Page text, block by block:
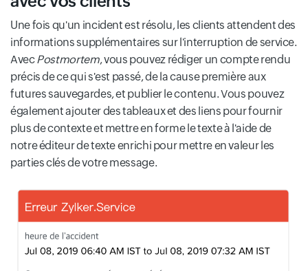
Une fois qu'un incident est résolu, les clients attendent des
informations supplémentaires sur l'interruption de service.
AvecPostmortem, vous pouvez rédiger un compte rendu
précis de ce qui s'est passé, de la cause première aux
futures sauvegardes, et publier le contenu. Vous pouvez
également ajouter des tableaux et des liens pour fournir
plus de contexte et mettre en forme le texte à l'aide de
notre éditeur de texte enrichi pour mettre en valeur les
parties clés de votre message.